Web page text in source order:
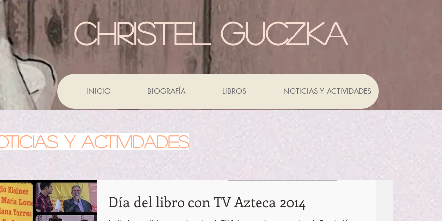
INICIO BIOGRAFÍA LIBROS NOTICIAS Y ACTIVIDADES
CHRISTEL GUCZKA
Y ACTIVIDADES
Día del libro con TV Azteca 2014